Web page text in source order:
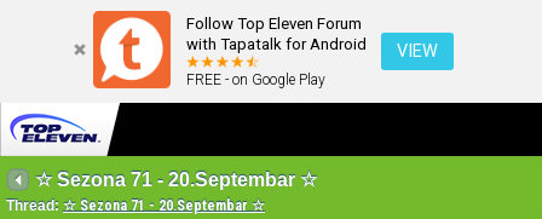
Follow Top Eleven Forum
with Tapatalk for Android
FREE - on Google Play
VIEW
☆ Sezona 71 - 20.Septembar ☆
Thread: ☆ Sezona 71 - 20.Septembar ☆